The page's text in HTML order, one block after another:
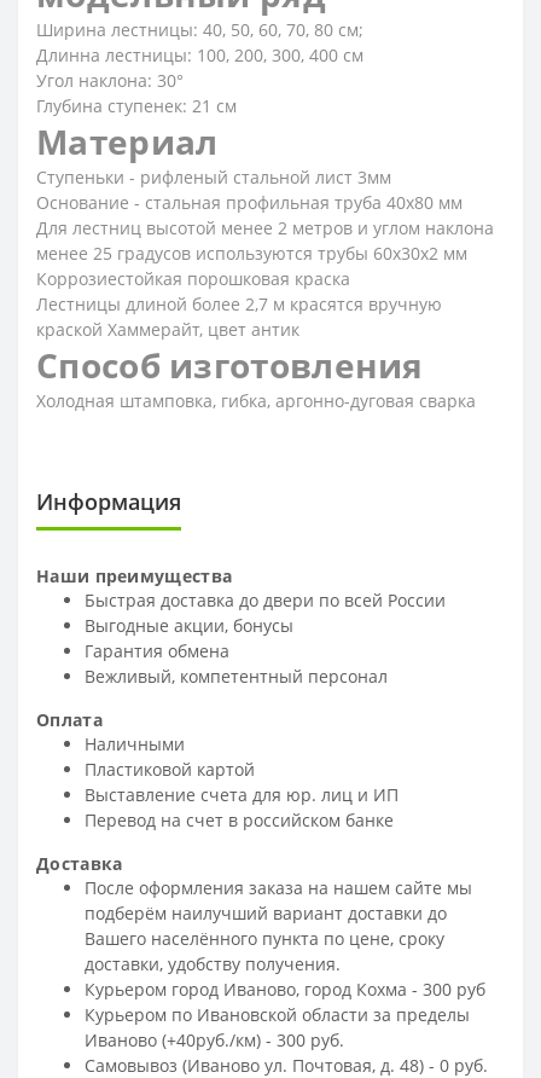
Ширина лестницы: 40, 50, 60, 70, 80 см;
Длинна лестницы: 100, 200, 300, 400 см
Угол наклона: 30°
Глубина ступенек: 21 см
Материал
Ступеньки - рифленый стальной лист 3мм
Основание - стальная профильная труба 40х80 мм
Для лестниц высотой менее 2 метров и углом наклона
менее 25 градусов используются трубы 60х30х2 мм
Коррозиестойкая порошковая краска
Лестницы длиной более 2,7 м красятся вручную
краской Хаммерайт, цвет антик
Способ изготовления
Холодная штамповка, гибка, аргонно-дуговая сварка
Информация
Наши преимущества
Быстрая доставка до двери по всей России
Выгодные акции, бонусы
Гарантия обмена
Вежливый, компетентный персонал
Оплата
Наличными
Пластиковой картой
Выставление счета для юр. лиц и ИП
Перевод на счет в российском банке
Доставка
После оформления заказа на нашем сайте мы
подберём наилучший вариант доставки до
Вашего населённого пункта по цене, сроку
доставки, удобству получения.
Курьером город Иваново, город Кохма - 300 руб
Курьером по Ивановской области за пределы
Иваново (+40руб./км) - 300 руб.
Самовывоз (Иваново ул. Почтовая, д. 48) - 0 руб.